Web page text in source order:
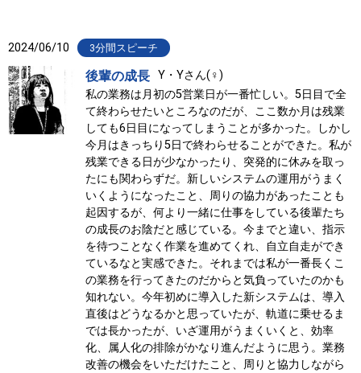
2024/06/10 3分間スピーチ
後輩の成長
Y・Yさん(♀)
私の業務は月初の5営業日が一番忙しい。5日目で全
て終わらせたいところなのだが、ここ数か月は残業
しても6日目になってしまうことが多かった。しかし
今月はきっちり5日で終わらせることができた。私が
残業できる日が少なかったり、突発的に休みを取っ
たにも関わらずだ。新しいシステムの運用がうまく
いくようになったこと、周りの協力があったことも
起因するが、何より一緒に仕事をしている後輩たち
の成長のお陰だと感じている。今までと違い、指示
を待つことなく作業を進めてくれ、自立自走ができ
ているなと実感できた。それまでは私が一番長くこ
の業務を行ってきたのだからと気負っていたのかも
知れない。今年初めに導入した新システムは、導入
直後はどうなるかと思っていたが、軌道に乗せるま
では長かったが、いざ運用がうまくいくと、効率
化、属人化の排除がかなり進んだように思う。業務
改善の機会をいただけたこと、周りと協力しながら